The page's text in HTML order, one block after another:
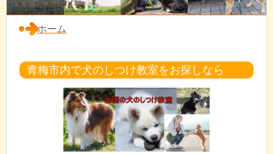
ホーム
青梅市内で犬のしつけ教室をお探しなら